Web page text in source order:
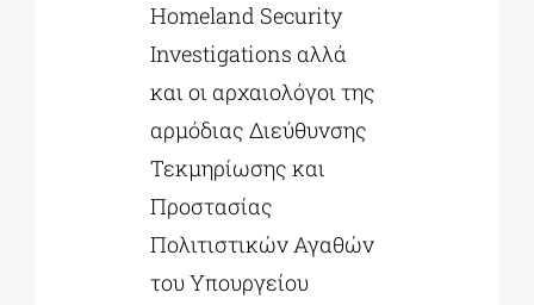
Homeland Security
Investigations αλλά
και οι αρχαιολόγοι της
αρμόδιας Διεύθυνσης
Τεκμηρίωσης και
Προστασίας
Πολιτιστικών Αγαθών
του Υπουργείου